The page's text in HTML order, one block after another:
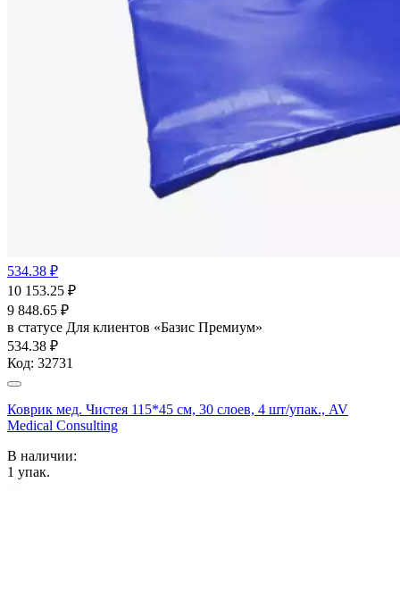
534.38 ₽
10 153.25 ₽
9 848.65 ₽
в статусе Для клиентов «Базис Премиум»
534.38 ₽
Код: 32731
Коврик мед. Чистея 115*45 см, 30 слоев, 4 шт/упак., AV
Medical Consulting
В наличии:
1 упак.